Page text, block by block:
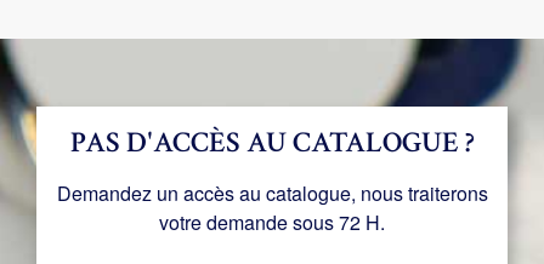
PAS D'ACCÈS AU CATALOGUE ?
Demandez un accès au catalogue, nous traiterons
votre demande sous 72 H.